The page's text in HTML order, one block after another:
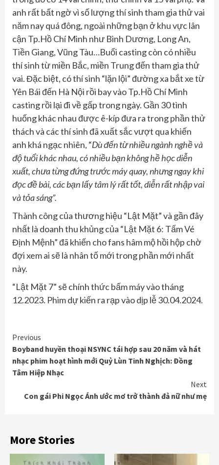
anh rất bất ngờ vì số lượng thí sinh tham gia thử vai
năm nay quá đông, ngoài những bạn ở khu vực lân
cận Tp.Hồ Chí Minh như Bình Dương, Long An,
Tiền Giang, Vũng Tàu…Buổi casting còn có nhiều
thí sinh từ miền Bắc, miền Trung đến tham gia thử
vai. Đặc biệt, có thí sinh “lặn lội” đường xa bắt xe từ
Yên Bái đến Hà Nội rồi bay vào Tp.Hồ Chí Minh
casting rồi lại đi về gấp trong ngày. Gần 30 tình
huống khác nhau được ê-kíp đưa ra trong phần thử
thách và các thí sinh đã xuất sắc vượt qua khiến
anh khá ngạc nhiên, “Dù đến từ nhiều ngành nghề và
độ tuổi khác nhau, có nhiều bạn không hề học diễn
xuất, chưa từng đứng trước máy quay, nhưng ngay khi
đọc đề bài, các bạn lấy tâm lý rất tốt, diễn rất nhập vai
và tỏa sáng”.
Thành công của thương hiệu “Lật Mặt” và gần đây
nhất là doanh thu khủng của “Lật Mặt 6: Tấm Vé
Định Mệnh” đã khiến cho fans hâm mộ hồi hộp chờ
đợi xem ai sẽ là nhân tố mới trong phần mới nhất
này.
“Lật Mặt 7” sẽ chính thức bấm máy vào tháng
12.2023. Phim dự kiến ra rạp vào dịp lễ 30.04.2024.
Continue
Reading
Previous
Boyband huyền thoại NSYNC tái hợp sau 20 năm và hát
nhạc phim hoạt hình mới Quỷ Lùn Tinh Nghịch: Đồng
Tâm Hiệp Nhạc
Next
Con gái Phi Ngọc Ánh ước mơ trở thành đả nữ như mẹ
More Stories